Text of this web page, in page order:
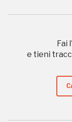
Fai
e tieni